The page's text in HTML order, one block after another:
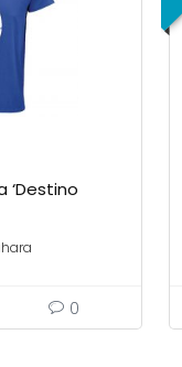
‘Destino
0